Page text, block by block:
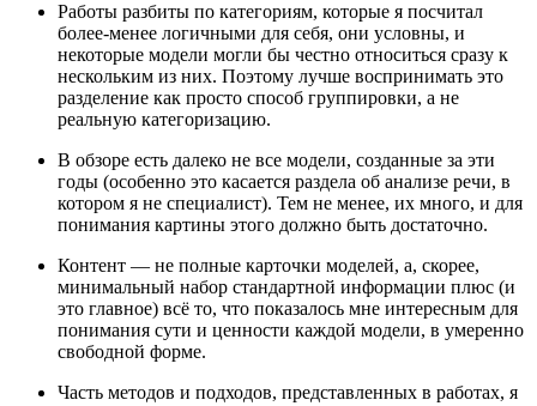
Работы разбиты по категориям, которые я посчитал
более-менее логичными для себя, они условны, и
некоторые модели могли бы честно относиться сразу к
нескольким из них. Поэтому лучше воспринимать это
разделение как просто способ группировки, а не
реальную категоризацию.
В обзоре есть далеко не все модели, созданные за эти
годы (особенно это касается раздела об анализе речи, в
котором я не специалист). Тем не менее, их много, и для
понимания картины этого должно быть достаточно.
Контент — не полные карточки моделей, а, скорее,
минимальный набор стандартной информации плюс (и
это главное) всё то, что показалось мне интересным для
понимания сути и ценности каждой модели, в умеренно
свободной форме.
Часть методов и подходов, представленных в работах, я